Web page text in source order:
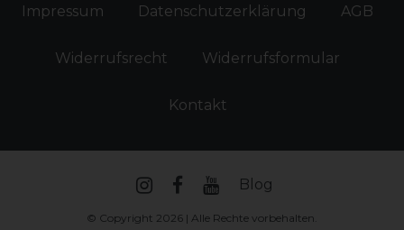
Impressum Daten­schutz­erklärung AGB
Widerrufs­recht Widerrufs­formular
Kontakt
Blog
© Copyright 2026 | Alle Rechte vorbehalten.